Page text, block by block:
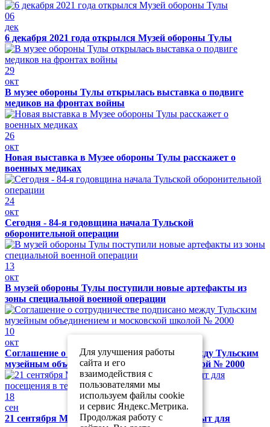
06
дек
6 декабря 2021 года открылся Музей обороны Тулы
29
окт
В музее обороны Тулы открылась выставка о подвиге
медиков на фронтах войны
26
окт
Новая выставка в Музее обороны Тулы расскажет о
военных медиках
24
окт
Сегодня - 84-я годовщина начала Тульской
оборонительной операции
13
окт
В музей обороны Тулы поступили новые артефакты из
зоны специальной военной операции
10
окт
Соглашение о сотрудничестве подписано между Тульским
музейным объединением и московской школой № 2000
18
сен
21 сентября Музей обороны Тулы будет закрыт для
Для улучшения работы
сайта и его
взаимодействия с
пользователями мы
используем файлы cookie
и сервис Яндекс.Метрика.
Продолжая работу с